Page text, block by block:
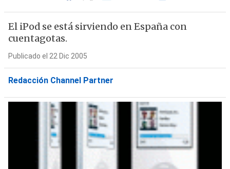
El iPod se está sirviendo en España con
cuentagotas.
Publicado el 22 Dic 2005
Redacción Channel Partner